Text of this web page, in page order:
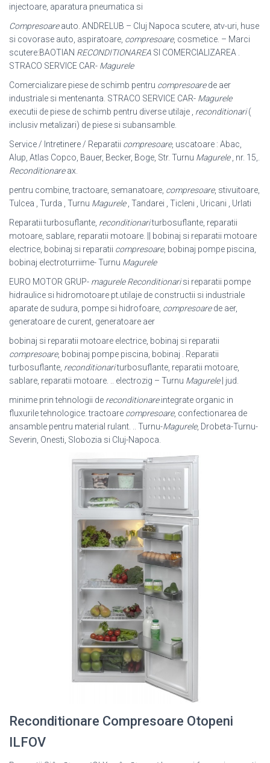
injectoare, aparatura pneumatica si
Compresoareauto. ANDRELUB – Cluj Napoca scutere, atv-uri, huse
si covorase auto, aspiratoare, compresoare, cosmetice. – Marci
scutere:BAOTIAN RECONDITIONAREA SI COMERCIALIZAREA .
STRACO SERVICE CAR- Magurele
Comercializare piese de schimb pentru compresoarede aer
industriale si mentenanta. STRACO SERVICE CAR- Magurele
executii de piese de schimb pentru diverse utilaje , reconditionari(
inclusiv metalizari) de piese si subansamble.
Service / Intretinere / Reparatii compresoare, uscatoare : Abac,
Alup, Atlas Copco , Bauer, Becker, Boge, Str. Turnu Magurele, nr. 15,.
Reconditionareax.
pentru combine, tractoare, semanatoare, compresoare, stivuitoare,
Tulcea , Turda , Turnu Magurele, Tandarei , Ticleni , Uricani , Urlati
Reparatii turbosuflante, reconditionariturbosuflante, reparatii
motoare, sablare, reparatii motoare. || bobinaj si reparatii motoare
electrice, bobinaj si reparatii compresoare, bobinaj pompe piscina,
bobinaj electroturriime- Turnu Magurele
EURO MOTOR GRUP- magurele Reconditionarisi reparatii pompe
hidraulice si hidromotoare pt.utilaje de constructii si industriale
aparate de sudura, pompe si hidrofoare, compresoarede aer,
generatoare de curent, generatoare aer
bobinaj si reparatii motoare electrice, bobinaj si reparatii
compresoare, bobinaj pompe piscina, bobinaj . Reparatii
turbosuflante, reconditionariturbosuflante, reparatii motoare,
sablare, reparatii motoare. .. electrozig – Turnu Magurele| jud
minime prin tehnologii de reconditionareintegrate organic in
fluxurile tehnologice. tractoare compresoare, confectionarea de
ansamble pentru material rulant. .. Turnu-Magurele, Drobeta-Turnu-
Severin, Onesti, Slobozia si Cluj-Napoca.
Reconditionare Compresoare Otopeni
ILFOV